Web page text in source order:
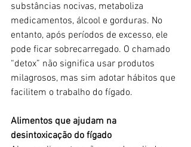
substâncias nocivas, metaboliza
medicamentos, álcool e gorduras. No
entanto, após períodos de excesso, ele
pode ficar sobrecarregado. O chamado
“detox” não significa usar produtos
milagrosos, mas sim adotar hábitos que
facilitem o trabalho do fígado.
Alimentos que ajudam na
desintoxicação do fígado